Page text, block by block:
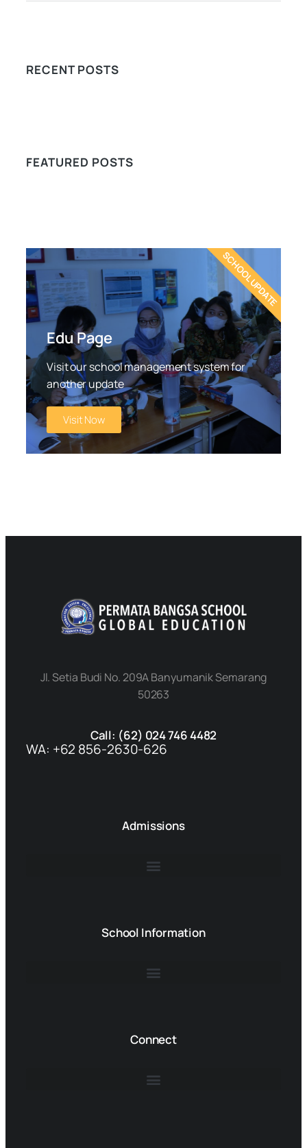
RECENT POSTS
FEATURED POSTS
Edu Page
Visit our school management system for
another update
Visit Now
SCHOOL UPDATE
Jl. Setia Budi No. 209A Banyumanik Semarang
50263
Call: (62) 024 746 4482
WA: +62 856-2630-626
Admissions
School Information
Connect